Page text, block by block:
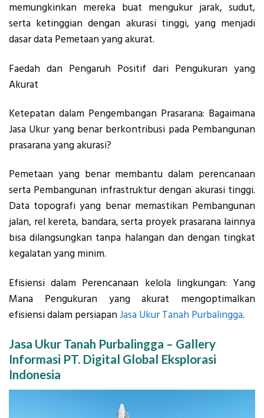
memungkinkan mereka buat mengukur jarak, sudut,
serta ketinggian dengan akurasi tinggi, yang menjadi
dasar data Pemetaan yang akurat.
Faedah dan Pengaruh Positif dari Pengukuran yang
Akurat
Ketepatan dalam Pengembangan Prasarana: Bagaimana
Jasa Ukur yang benar berkontribusi pada Pembangunan
prasarana yang akurasi?
Pemetaan yang benar membantu dalam perencanaan
serta Pembangunan infrastruktur dengan akurasi tinggi.
Data topografi yang benar memastikan Pembangunan
jalan, rel kereta, bandara, serta proyek prasarana lainnya
bisa dilangsungkan tanpa halangan dan dengan tingkat
kegalatan yang minim.
Efisiensi dalam Perencanaan kelola lingkungan: Yang
Mana Pengukuran yang akurat mengoptimalkan
efisiensi dalam persiapanJasa Ukur Tanah Purbalingga.
Jasa Ukur Tanah Purbalingga – Gallery
Informasi PT. Digital Global Eksplorasi
Indonesia